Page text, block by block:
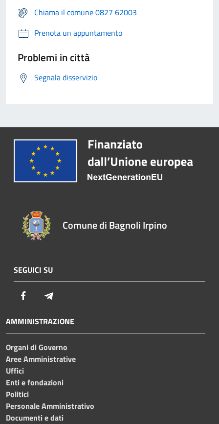
Chiama il comune 0827 62003
Prenota un appuntamento
Problemi in città
Segnala disservizio
Comune di Bagnoli Irpino
SEGUICI SU
Facebook
AMMINISTRAZIONE
Organi di Governo
Aree Amministrative
Uffici
Enti e fondazioni
Politici
Personale Amministrativo
Documenti e dati